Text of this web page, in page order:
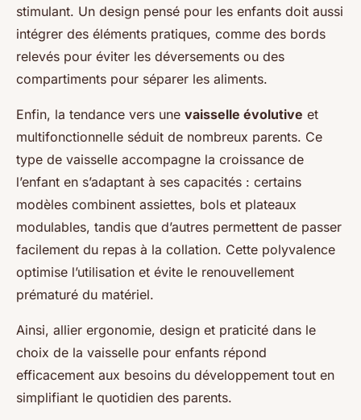
stimulant. Un design pensé pour les enfants doit aussi
intégrer des éléments pratiques, comme des bords
relevés pour éviter les déversements ou des
compartiments pour séparer les aliments.
Enfin, la tendance vers une vaisselle évolutive et
multifonctionnelle séduit de nombreux parents. Ce
type de vaisselle accompagne la croissance de
l’enfant en s’adaptant à ses capacités : certains
modèles combinent assiettes, bols et plateaux
modulables, tandis que d’autres permettent de passer
facilement du repas à la collation. Cette polyvalence
optimise l’utilisation et évite le renouvellement
prématuré du matériel.
Ainsi, allier ergonomie, design et praticité dans le
choix de la vaisselle pour enfants répond
efficacement aux besoins du développement tout en
simplifiant le quotidien des parents.